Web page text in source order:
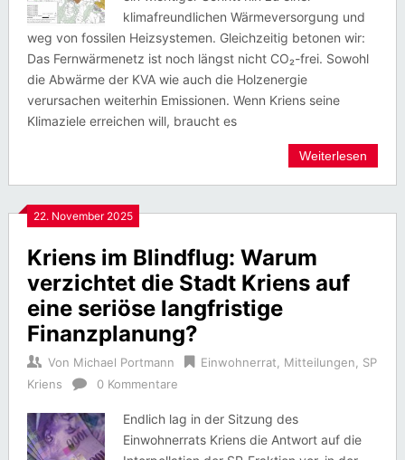
klimafreundlichen Wärmeversorgung und
weg von fossilen Heizsystemen. Gleichzeitig betonen wir:
Das Fernwärmenetz ist noch längst nicht CO₂-frei. Sowohl
die Abwärme der KVA wie auch die Holzenergie
verursachen weiterhin Emissionen. Wenn Kriens seine
Klimaziele erreichen will, braucht es
Weiterlesen
22. November 2025
Kriens im Blindflug: Warum
verzichtet die Stadt Kriens auf
eine seriöse langfristige
Finanzplanung?
Von Michael Portmann Einwohnerrat Mitteilungen
SP
Kriens
0 Kommentare
Endlich lag in der Sitzung des
Einwohnerrats Kriens die Antwort auf die